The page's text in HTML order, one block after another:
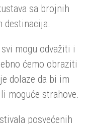
sa brojnih
destinacija.
mogu odvažiti i
ćemo obraziti
dolaze da bi im
moguće strahove.
posvećenih